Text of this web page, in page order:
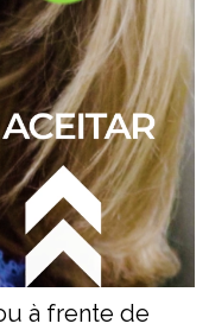
à frente de